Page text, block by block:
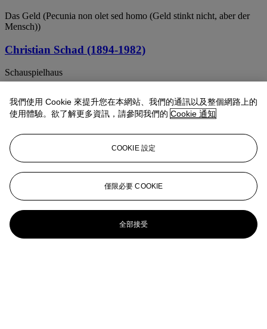
Das Geld (Pecunia non olet sed homo (Geld stinkt nicht, aber der
Mensch))
Christian Schad (1894-1982)
Schauspielhaus
CHRISTIAN SCHAD (1894-1982)
Schadographic, 1961
Christian Schad (1894-1982)
Mann mit Junge
Christian Schad (1894-1982)
'Schadographie 18', 1960 and 'Schadographie 50a', 1962
CHRISTIAN SCHAD (1894-1982)
我們使用 Cookie 來提升您在本網站、我們的通訊以及整個網路上的
使用體驗。欲了解更多資訊，請參閱我們的 Cookie 通知
COOKIE 設定
僅限必要 COOKIE
全部接受